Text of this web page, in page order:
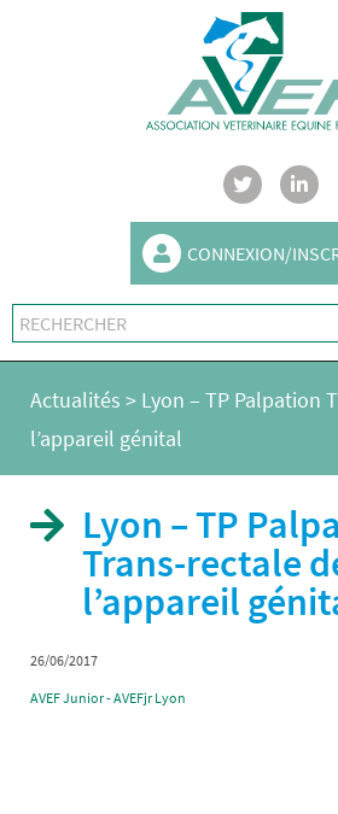
CONNEXION/
Actualités > Lyon – TP Palpation
l’appareil génital
Lyon – TP
Trans-rectale
l’appareil
26/06/2017
AVEF Junior - AVEFjr Lyon